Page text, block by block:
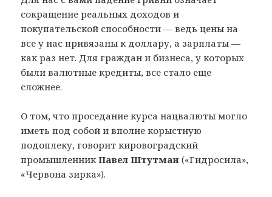
сокращение реальных доходов и
покупательской способности — ведь цены на
все у нас привязаны к доллару, а зарплаты —
как раз нет. Для граждан и бизнеса, у которых
были валютные кредиты, все стало еще
сложнее.
О том, что проседание курса нацвалюты могло
иметь под собой и вполне корыстную
подоплеку, говорит кировоградский
промышленникПавел Штутман («Гидросила»,
«Червона зирка»).